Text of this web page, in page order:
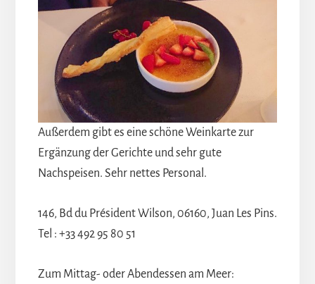
Außerdem gibt es eine schöne Weinkarte zur
Ergänzung der Gerichte und sehr gute
Nachspeisen. Sehr nettes Personal.
146, Bd du Président Wilson, 06160, Juan Les Pins.
Tel : +33 492 95 80 51
Zum Mittag- oder Abendessen am Meer: